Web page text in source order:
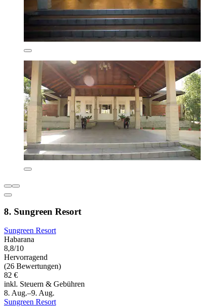
8. Sungreen Resort
Sungreen Resort
Habarana
8,8/10
Hervorragend
(26 Bewertungen)
82 €
inkl. Steuern & Gebühren
8. Aug.–9. Aug.
Sungreen Resort